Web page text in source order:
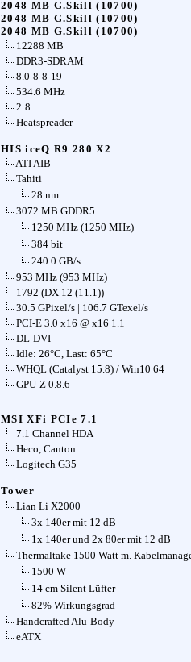
2048 MB G.Skill (10700)
2048 MB G.Skill (10700)
2048 MB G.Skill (10700)
12288 MB
DDR3-SDRAM
8.0-8-8-19
534.6 MHz
2:8
Heatspreader
HIS iceQ R9 280 X2
ATI AIB
Tahiti
28 nm
3072 MB GDDR5
1250 MHz (1250 MHz)
384 bit
240.0 GB/s
953 MHz (953 MHz)
1792 (DX 12 (11.1))
30.5 GPixel/s | 106.7 GTexel/s
PCI-E 3.0 x16 @ x16 1.1
DL-DVI
Idle: 26°C, Last: 65°C
WHQL (Catalyst 15.8) / Win10 64
GPU-Z 0.8.6
MSI XFi PCIe 7.1
7.1 Channel HDA
Heco, Canton
Logitech G35
Tower
Lian Li X2000
3x 140er mit 12 dB
1x 140er und 2x 80er mit 12 dB
Thermaltake 1500 Watt m.
1500 W
14 cm Silent Lüfter
82% Wirkungsgrad
Handcrafted Alu-Body
eATX